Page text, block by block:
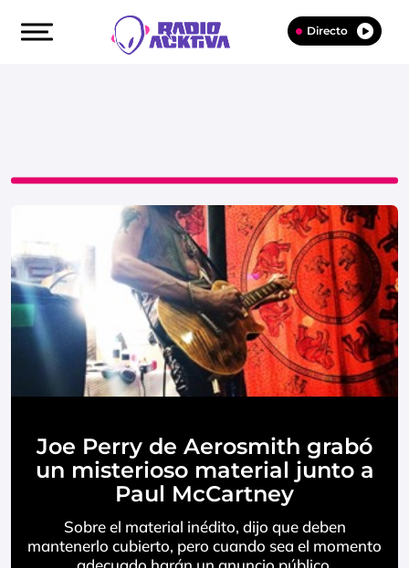
Directo
Joe Perry de Aerosmith grabó
un misterioso material junto a
Paul McCartney
Sobre el material inédito, dijo que deben
mantenerlo cubierto, pero cuando sea el momento